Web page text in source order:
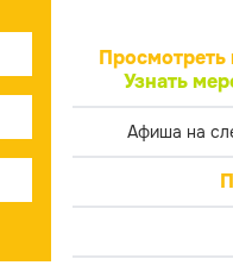
Просмотреть
Узнать
Афиша на